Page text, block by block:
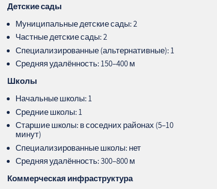
Детские сады
Муниципальные детские сады: 2
Частные детские сады: 2
Специализированные (альтернативные): 1
Средняя удалённость: 150–400 м
Школы
Начальные школы: 1
Средние школы: 1
Старшие школы: в соседних районах (5–10
минут)
Специализированные школы: нет
Средняя удалённость: 300–800 м
Коммерческая инфраструктура